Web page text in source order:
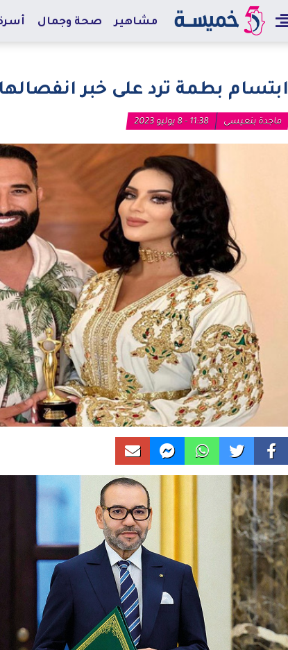
مشاهير صحة وجمال
ابتسام بطمة ترد على خبر
ماجدة بنعيسى 11:38 - 8 يوليو 2023